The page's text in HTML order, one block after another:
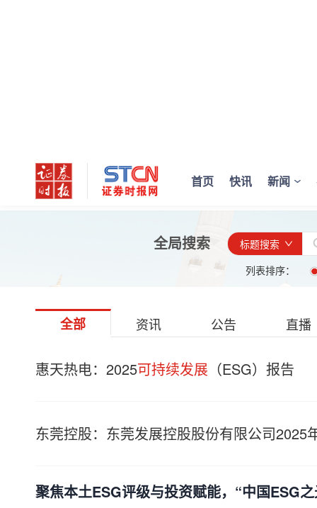
首页 快讯 新闻
全局搜索
标题搜索
列表排序：
全部 资讯 公告 直播
惠天热电：2025可持续发展 （ESG）报告
东莞控股：东莞发展控股股份有限公司2025
聚焦本土ESG评级与投资赋能，“中国ESG